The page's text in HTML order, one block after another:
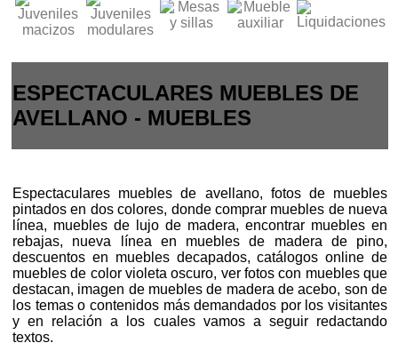
ESPECTACULARES MUEBLES DE
AVELLANO - MUEBLES
Espectaculares muebles de avellano, fotos de muebles
pintados en dos colores, donde comprar muebles de nueva
línea, muebles de lujo de madera, encontrar muebles en
rebajas, nueva línea en muebles de madera de pino,
descuentos en muebles decapados, catálogos online de
muebles de color violeta oscuro, ver fotos con muebles que
destacan, imagen de muebles de madera de acebo, son de
los temas o contenidos más demandados por los visitantes
y en relación a los cuales vamos a seguir redactando
textos.